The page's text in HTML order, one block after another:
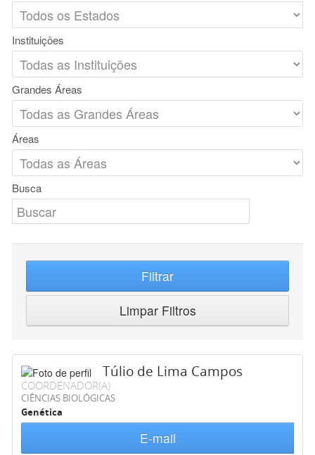
Instituições
Grandes Áreas
Áreas
Busca
Filtrar
Limpar Filtros
Túlio de Lima Campos
COORDENADOR(A)
CIÊNCIAS BIOLÓGICAS
Genética
E-mail